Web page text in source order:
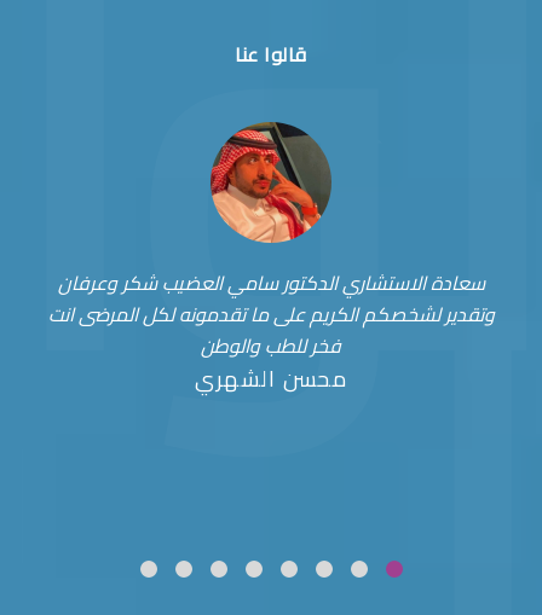
قالوا عنا
سعادة الاستشاري الدكتور سامي العضيب شكر وعرفان
وتقدير لشخصكم الكريم على ما تقدمونه لكل المرضى انت
فخر للطب والوطن
محسن الشهري